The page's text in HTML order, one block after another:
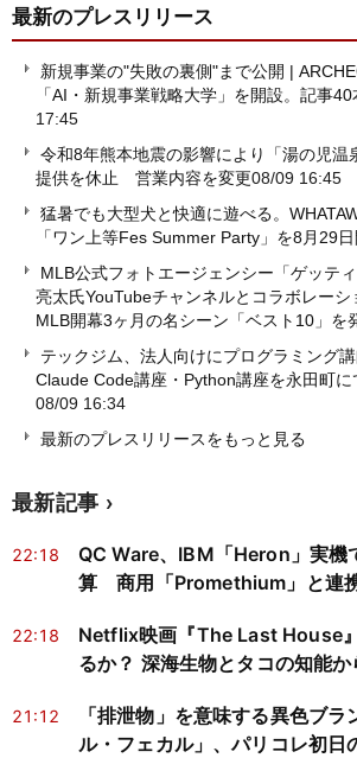
最新のプレスリリース
新規事業の"失敗の裏側"まで公開 |
「AI・新規事業戦略大学」を開設。記事
17:45
令和8年熊本地震の影響により「湯の児温
提供を休止 営業内容を変更08/09 16:45
猛暑でも大型犬と快適に遊べる。
「ワン上等Fes Summer Party」を8月29
MLB公式フォトエージェンシー「ゲッテ
亮太氏YouTubeチャンネルとコラボレー
MLB開幕3ヶ月の名シーン「ベスト10」を
テックジム、法人向けにプログラミング講
Claude Code講座・Python講座を永田町
08/09 16:34
最新のプレスリリースをもっと見る
最新記事
22:18
QC Ware、IBM「Heron」実機
算 商用「Promethium」と連
22:18
Netflix映画『The Last House
るか？ 深海生物とタコの知能
21:12
「排泄物」を意味する異色ブ
ル・フェカル」、パリコレ初日